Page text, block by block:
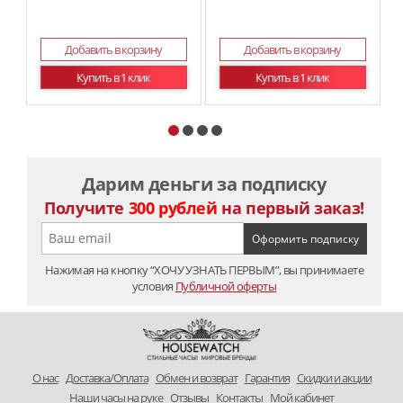
Добавить в корзину
Купить в 1 клик
Добавить в корзину
Купить в 1 клик
Дарим деньги за подписку
Получите 300 рублей на первый заказ!
Нажимая на кнопку “ХОЧУ УЗНАТЬ ПЕРВЫМ”, вы принимаете
условия Публичной оферты
O нас Доставка/Оплата Обмен и возврат Гарантия Скидки и акции
Наши часы на руке Отзывы Контакты Мой кабинет